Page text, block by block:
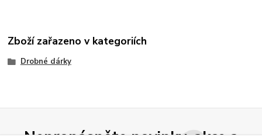
Zboží zařazeno v kategoriích
Drobné dárky